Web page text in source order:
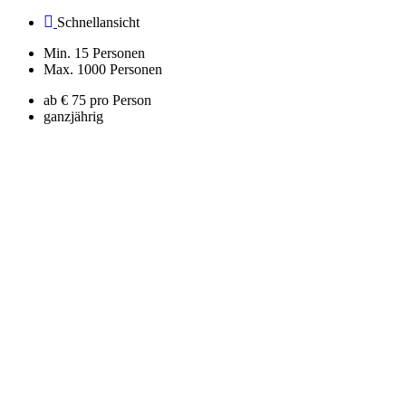
Schnellansicht
Min. 15 Personen
Max. 1000 Personen
ab € 75 pro Person
ganzjährig